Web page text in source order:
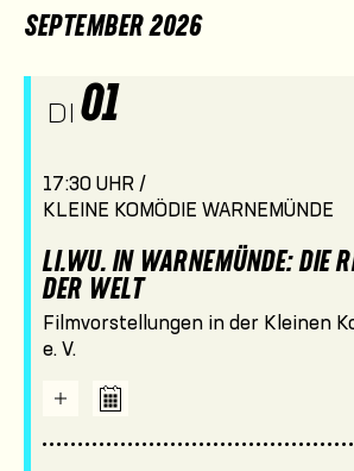
SEPTEMBER 2026
DI 01
17:30 UHR /
KLEINE KOMÖDIE WARNEMÜNDE
LI.WU. IN WARNEMÜNDE: DIE
DER WELT
Filmvorstellungen in der Kleinen
e. V.